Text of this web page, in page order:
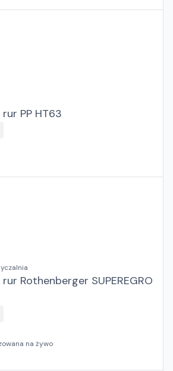
PP HT63
Rothenberger SUPEREGRO
na żywo